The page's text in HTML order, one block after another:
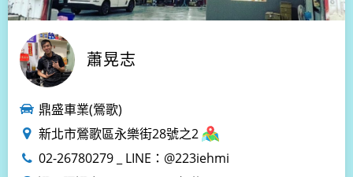
蕭晃志
鼎盛車業(鶯歌)
新北市鶯歌區永樂街28號之2
02-26780279 _ LINE：@223iehmi